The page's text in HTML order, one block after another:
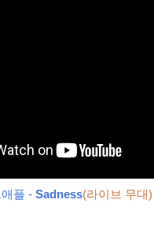
플 - Sadness(라이브 무대)